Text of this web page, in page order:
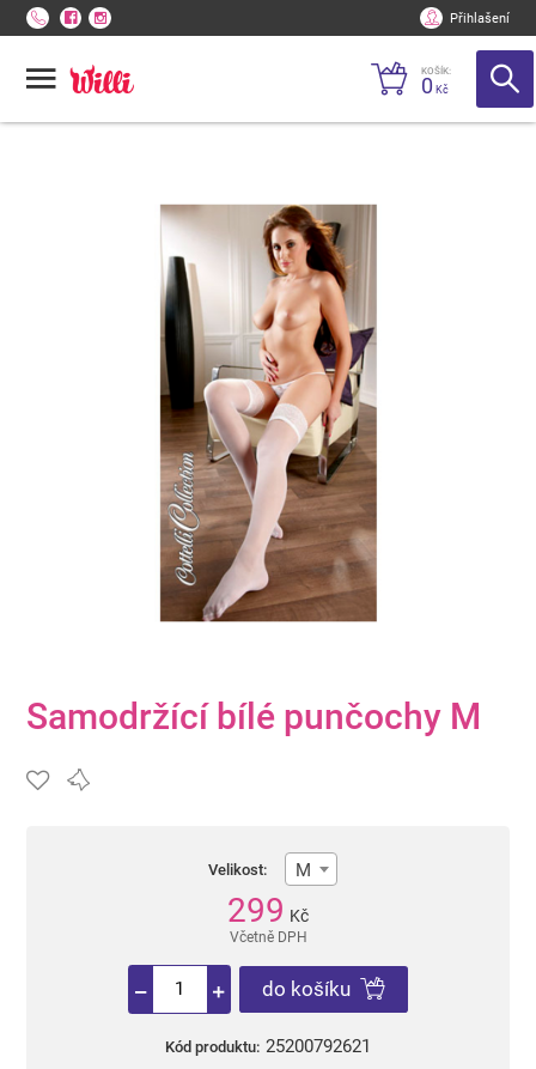
Přihlašení
KOŠÍK:
0 Kč
Samodržící bílé punčochy M
Velikost: M
299 Kč
Včetně DPH
do košíku
Kód produktu: 25200792621